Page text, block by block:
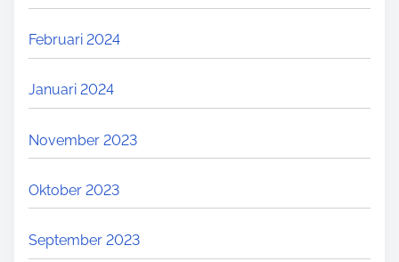
Februari 2024
Januari 2024
November 2023
Oktober 2023
September 2023